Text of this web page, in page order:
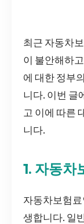
최근 자동차
이 불안해하
에 대한 정부
니다. 이번 글
고 이에 따른
니다.
1. 자동차
자동차보험
생합니다. 일